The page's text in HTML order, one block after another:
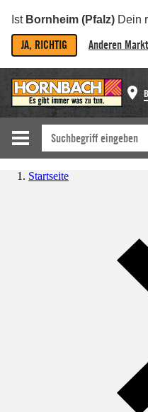
Ist Bornheim (Pfalz) Dein
JA, RICHTIG Anderen
Startseite